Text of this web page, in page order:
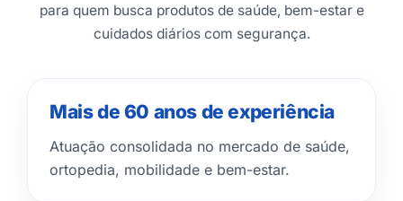
para quem busca produtos de saúde, bem-estar e
cuidados diários com segurança.
Mais de 60 anos de experiência
Atuação consolidada no mercado de saúde,
ortopedia, mobilidade e bem-estar.